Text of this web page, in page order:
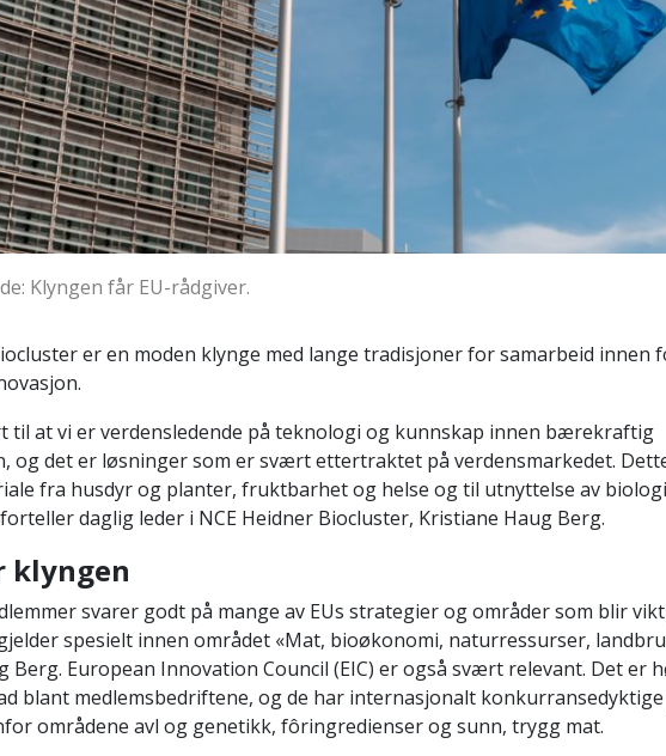
Klyngen får EU-rådgiver.
er en moden klynge med lange tradisjoner for samarbeid innen
til at vi er verdensledende på teknologi og kunnskap innen bærekraftig
og det er løsninger som er svært ettertraktet på verdensmarkedet.
fra husdyr og planter, fruktbarhet og helse og til utnyttelse av
daglig leder i NCE Heidner Biocluster, Kristiane Haug Berg.
klyngen
svarer godt på mange av EUs strategier og områder som blir
spesielt innen området «Mat, bioøkonomi, naturressurser,
Berg. European Innovation Council (EIC) er også svært relevant. Det er
blant medlemsbedriftene, og de har internasjonalt
områdene avl og genetikk, fôringredienser og sunn, trygg mat.